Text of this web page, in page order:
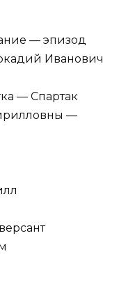
— эпизод
Иванович
— Спартак
—